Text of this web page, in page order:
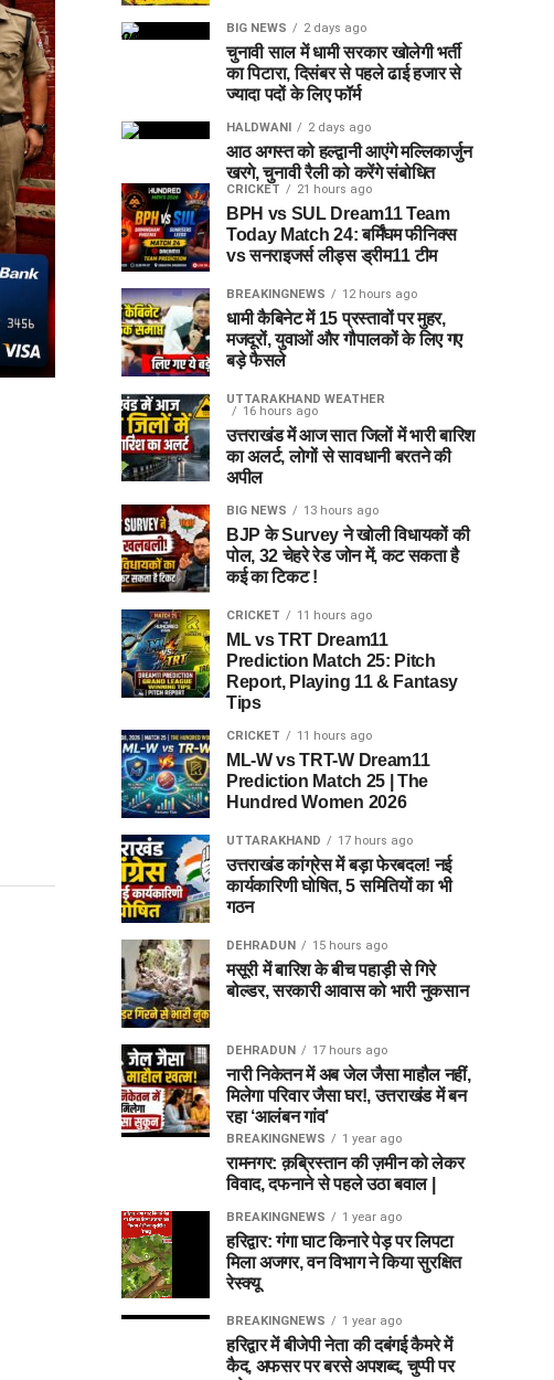
BIG NEWS 2 days ago
चुनावी साल में धामी सरकार खोलेगी भर्ती
का पिटारा, दिसंबर से पहले ढाई हजार से
ज्यादा पदों के लिए फॉर्म
HALDWANI 2 days ago
आठ अगस्त को हल्द्वानी आएंगे मल्लिकार्जुन
खरगे, चुनावी रैली को करेंगे संबोधित
CRICKET 21 hours ago
BPH vs SUL Dream11 Team
Today Match 24: बर्मिंघम फीनिक्स
vs सनराइजर्स लीड्स ड्रीम11 टीम
BREAKINGNEWS 12 hours ago
धामी कैबिनेट में 15 प्रस्तावों पर मुहर,
मजदूरों, युवाओं और गौपालकों के लिए गए
बड़े फैसले
UTTARAKHAND WEATHER
16 hours ago
उत्तराखंड में आज सात जिलों में भारी बारिश
का अलर्ट, लोगों से सावधानी बरतने की
अपील
BIG NEWS 13 hours ago
BJP के Survey ने खोली विधायकों की
पोल, 32 चेहरे रेड जोन में, कट सकता है
कई का टिकट !
CRICKET 11 hours ago
ML vs TRT Dream11
Prediction Match 25: Pitch
Report, Playing 11 & Fantasy
Tips
CRICKET 11 hours ago
ML-W vs TRT-W Dream11
Prediction Match 25 | The
Hundred Women 2026
UTTARAKHAND 17 hours ago
उत्तराखंड कांग्रेस में बड़ा फेरबदल! नई
कार्यकारिणी घोषित, 5 समितियों का भी
गठन
DEHRADUN 15 hours ago
मसूरी में बारिश के बीच पहाड़ी से गिरे
बोल्डर, सरकारी आवास को भारी नुकसान
DEHRADUN 17 hours ago
नारी निकेतन में अब जेल जैसा माहौल नहीं,
मिलेगा परिवार जैसा घर!, उत्तराखंड में बन
रहा ‘आलंबन गांव’
BREAKINGNEWS 1 year ago
रामनगर: क़ब्रिस्तान की ज़मीन को लेकर
विवाद, दफनाने से पहले उठा बवाल |
BREAKINGNEWS 1 year ago
हरिद्वार: गंगा घाट किनारे पेड़ पर लिपटा
मिला अजगर, वन विभाग ने किया सुरक्षित
रेस्क्यू
BREAKINGNEWS 1 year ago
हरिद्वार में बीजेपी नेता की दबंगई कैमरे में
कैद, अफसर पर बरसे अपशब्द, चुप्पी पर